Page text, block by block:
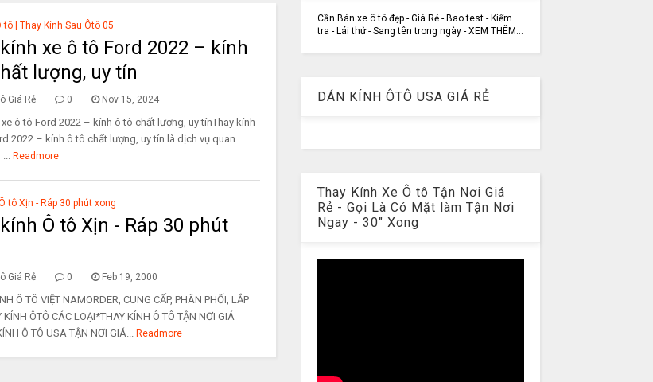
tô | Thay Kính Sau Ôtô 05
xe ô tô Ford 2022 – kính
lượng, uy tín
Giá Rẻ 0 Nov 15, 2024
xe ô tô Ford 2022 – kính ô tô chất lượng, uy tínThay kính
2022 – kính ô tô chất lượng, uy tín là dịch vụ quan
Readmore
tô Xịn - Ráp 30 phút xong
Ô tô Xịn - Ráp 30 phút
Giá Rẻ 0 Feb 19, 2000
Ô TÔ VIỆT NAMORDER, CUNG CẤP, PHÂN PHỐI, LẮP
KÍNH ÔTÔ CÁC LOẠI*THAY KÍNH Ô TÔ TẬN NƠI GIÁ
Ô TÔ USA TẬN NƠI GIÁ... Readmore
Cần Bán xe ô tô đẹp - Giá Rẻ - Bao test - Kiểm
tra - Lái thử - Sang tên trong ngày - XEM THÊM...
DÁN KÍNH ÔTÔ USA GIÁ RẺ
Thay Kính Xe Ô tô Tận Nơi Giá
Rẻ - Gọi Là Có Mặt làm Tận Nơi
Ngay - 30" Xong